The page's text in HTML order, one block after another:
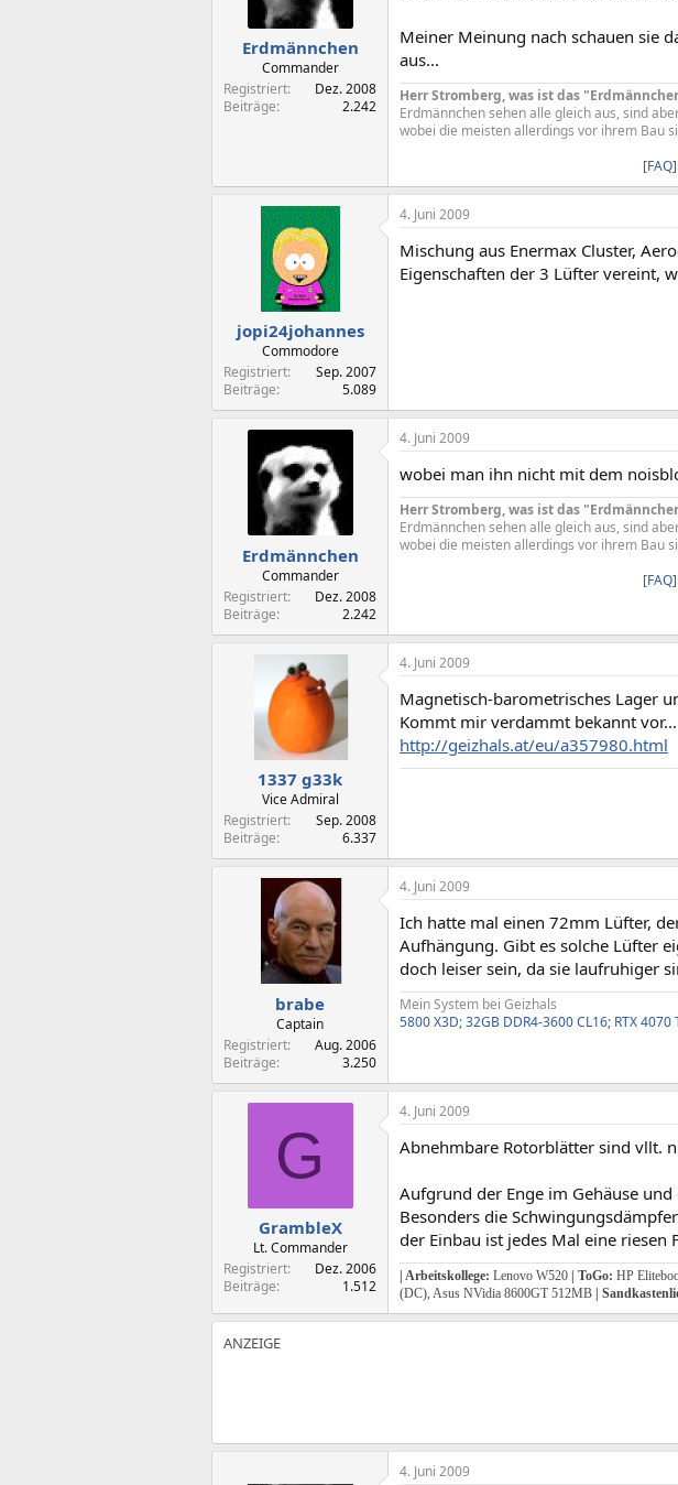
Erdmännchen
Commander
Registriert
Dez. 2008
Beiträge
2.242
Meiner Meinung nach schauen sie
aus...
Herr Stromberg, was ist das
Erdmännchen sehen alle gleich aus, sind
wobei die meisten allerdings vor ihrem Bau
jopi24johannes
Commodore
Registriert
Sep. 2007
Beiträge
5.089
4. Juni 2009
Mischung aus Enermax Cluster,
Eigenschaften der 3 Lüfter vereint,
Erdmännchen
Commander
Registriert
Dez. 2008
Beiträge
2.242
4. Juni 2009
wobei man ihn nicht mit dem
Herr Stromberg, was ist das
Erdmännchen sehen alle gleich aus, sind
wobei die meisten allerdings vor ihrem Bau
1337 g33k
Vice Admiral
Registriert
Sep. 2008
Beiträge
6.337
4. Juni 2009
Magnetisch-barometrisches Lager
Kommt mir verdammt bekannt vor...
http://geizhals.at/eu/a357980.html
brabe
Captain
Registriert
Aug. 2006
Beiträge
3.250
4. Juni 2009
Ich hatte mal einen 72mm Lüfter,
Aufhängung. Gibt es solche Lüfter
doch leiser sein, da sie laufruhiger
Mein System bei Geizhals
5800 X3D; 32GB DDR4-3600 CL16; RTX
G
GrambleX
Lt. Commander
Registriert
Dez. 2006
Beiträge
1.512
4. Juni 2009
Abnehmbare Rotorblätter sind vllt.
Aufgrund der Enge im Gehäuse
Besonders die
der Einbau ist jedes Mal eine riesen
| Arbeitskollege: Lenovo W520 | ToGo: HP
(DC), Asus NVidia 8600GT 512MB |
4. Juni 2009